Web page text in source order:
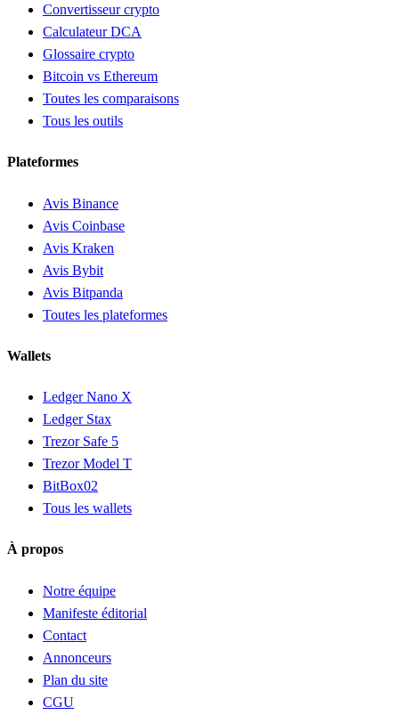
Convertisseur crypto
Calculateur DCA
Glossaire crypto
Bitcoin vs Ethereum
Toutes les comparaisons
Tous les outils
Plateformes
Avis Binance
Avis Coinbase
Avis Kraken
Avis Bybit
Avis Bitpanda
Toutes les plateformes
Wallets
Ledger Nano X
Ledger Stax
Trezor Safe 5
Trezor Model T
BitBox02
Tous les wallets
À propos
Notre équipe
Manifeste éditorial
Contact
Annonceurs
Plan du site
CGU